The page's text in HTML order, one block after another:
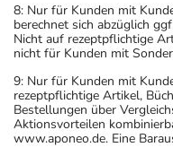
8: Nur für Kunden mit
berechnet sich abzüglich
Nicht auf rezeptpflichtige
nicht für Kunden mit
9: Nur für Kunden mit
rezeptpflichtige Artikel,
Bestellungen über
Aktionsvorteilen
www.aponeo.de. Eine